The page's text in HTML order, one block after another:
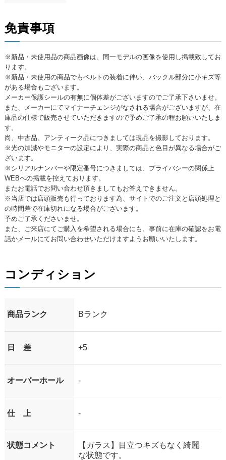
免責事項
※新品・未使用品の商品画像は、同一モデルの画像を使用し掲載致してお
ります。
※新品・未使用の商品でもベルトの装着に伴い、バックル部分に小キズ等
がある場合もございます。
メーカー保護シールの有無に個体差がございますのでご了承下さいませ。
また、メーカーにてマイナーチェンジがなされる場合がございますが、在
庫品の仕様で販売させていただきますので予めご了承の程お願いいたしま
す。
尚、中古品、アンティーク品につきましては現品を撮影しております。
※光の加減やモニターの設定により、実際の商品と色目が異なる場合がご
ざいます。
※シリアルナンバーや限定番号につきましては、プライバシーの関係上
WEBへの掲載を控えております。
またお電話でお問い合わせ頂きましてもお答えできません。
※当店では店頭販売も行っております為、サイトでのご注文と店頭処理と
の時間差で在庫切れになる場合がございます。
予めご了承くださいませ。
また、ご来店にてご購入を希望される場合にも、事前に在庫の確認をお電
話かメールにてお問い合わせいただけますようお願いいたします。
コンディション
商品ランク Bランク
日 差 +5
オーバーホール -
仕 上 -
状態コメント
【ガラス】目立つキズもなく綺麗
な状態です。